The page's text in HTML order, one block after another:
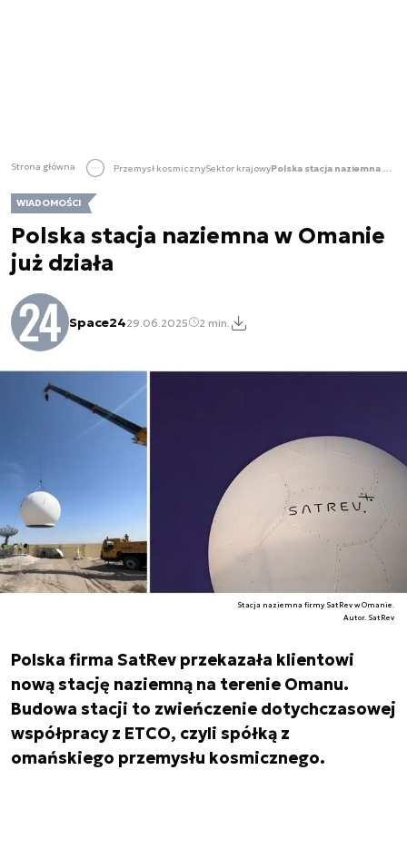
Strona główna Przemysł kosmicznySektor krajowy Polska stacja naziemna w Omanie już działa
WIADOMOŚCI
Polska stacja naziemna w Omanie
już działa
Space2429.06.2025 2 min.
Stacja naziemna firmy SatRev w Omanie.
Autor. SatRev
Polska firma SatRev przekazała klientowi
nową stację naziemną na terenie Omanu.
Budowa stacji to zwieńczenie dotychczasowej
współpracy z ETCO, czyli spółką z
omańskiego przemysłu kosmicznego.